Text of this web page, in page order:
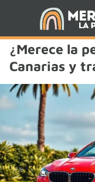
¿Merece la
Canarias y